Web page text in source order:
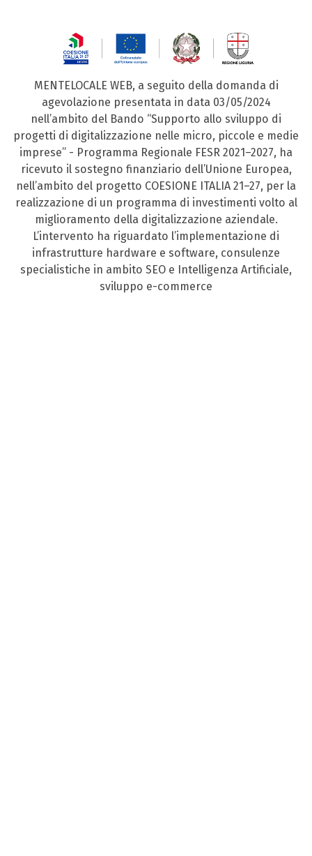
MENTELOCALE WEB, a seguito della domanda di
agevolazione presentata in data 03/05/2024
nell’ambito del Bando “Supporto allo sviluppo di
progetti di digitalizzazione nelle micro, piccole e medie
imprese” - Programma Regionale FESR 2021–2027, ha
ricevuto il sostegno finanziario dell’Unione Europea,
nell’ambito del progetto COESIONE ITALIA 21–27, per la
realizzazione di un programma di investimenti volto al
miglioramento della digitalizzazione aziendale.
L’intervento ha riguardato l’implementazione di
infrastrutture hardware e software, consulenze
specialistiche in ambito SEO e Intelligenza Artificiale,
sviluppo e-commerce